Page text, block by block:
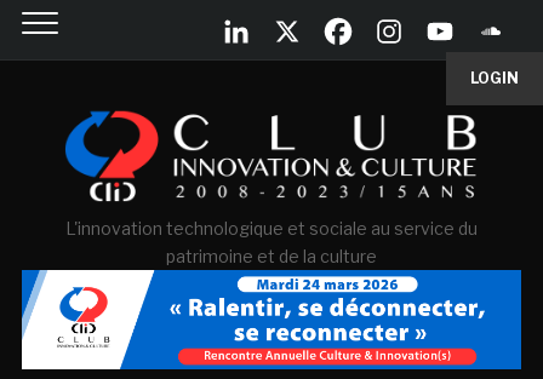
LOGIN
L'innovation technologique et sociale au service du
patrimoine et de la culture